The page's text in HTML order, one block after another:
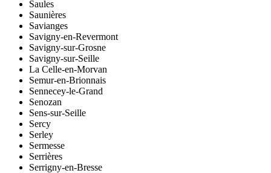
Saules
Saunières
Savianges
Savigny-en-Revermont
Savigny-sur-Grosne
Savigny-sur-Seille
La Celle-en-Morvan
Semur-en-Brionnais
Sennecey-le-Grand
Senozan
Sens-sur-Seille
Sercy
Serley
Sermesse
Serrières
Serrigny-en-Bresse